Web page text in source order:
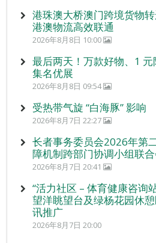
港珠澳大桥澳门跨境货物
港澳物流高效联通
2026年8月8日 10:00
最后两天！万款好物、1
集名优展
2026年8月8日 09:54
受热带气旋 “白海豚” 影
2026年8月7日 22:27
长者事务委员会2026年第
障机制跨部门协调小组联
2026年8月7日 20:41
“活力社区 – 体育健康咨询
望洋眺望台及绿杨花园休
讯推广
2026年8月7日 20:00